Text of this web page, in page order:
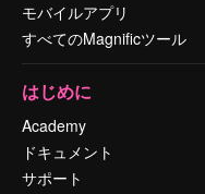
モバイルアプリ
すべてのMagnificツール
はじめに
Academy
ドキュメント
サポート